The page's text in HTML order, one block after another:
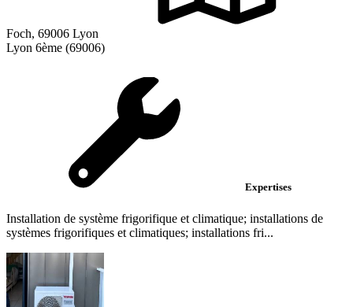
Foch, 69006 Lyon
Lyon 6ème (69006)
Expertises
Installation de système frigorifique et climatique; installations de
systèmes frigorifiques et climatiques; installations fri...